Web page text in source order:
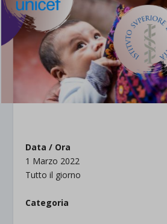
Data / Ora
1 Marzo 2022
Tutto il giorno
Categoria